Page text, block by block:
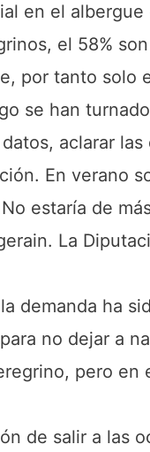
en el
el 58%
por tanto solo
se han
aclarar
En verano
estaría de
La
demanda ha
no dejar a
pero en
de salir a las